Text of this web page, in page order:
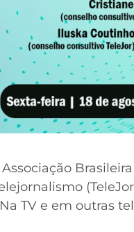
TV e em outras